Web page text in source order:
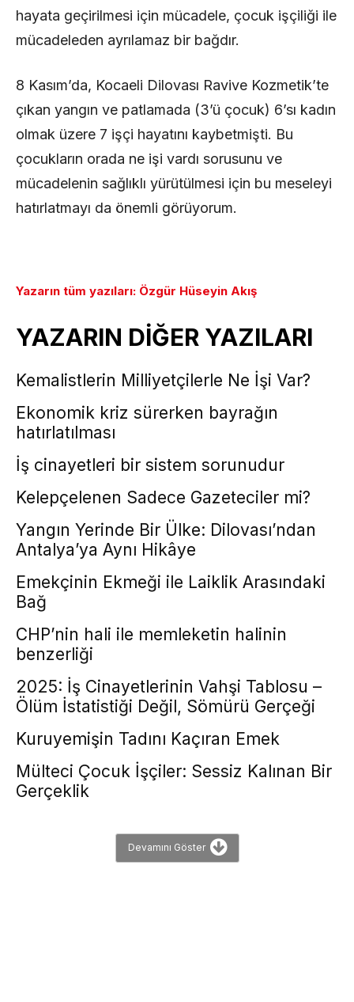
hayata geçirilmesi için mücadele, çocuk işçiliği ile
mücadeleden ayrılamaz bir bağdır.
8 Kasım’da, Kocaeli Dilovası Ravive Kozmetik’te
çıkan yangın ve patlamada (3’ü çocuk) 6’sı kadın
olmak üzere 7 işçi hayatını kaybetmişti. Bu
çocukların orada ne işi vardı sorusunu ve
mücadelenin sağlıklı yürütülmesi için bu meseleyi
hatırlatmayı da önemli görüyorum.
Yazarın tüm yazıları: Özgür Hüseyin Akış
YAZARIN DİĞER YAZILARI
Kemalistlerin Milliyetçilerle Ne İşi Var?
Ekonomik kriz sürerken bayrağın
hatırlatılması
İş cinayetleri bir sistem sorunudur
Kelepçelenen Sadece Gazeteciler mi?
Yangın Yerinde Bir Ülke: Dilovası’ndan
Antalya’ya Aynı Hikâye
Emekçinin Ekmeği ile Laiklik Arasındaki
Bağ
CHP’nin hali ile memleketin halinin
benzerliği
2025: İş Cinayetlerinin Vahşi Tablosu –
Ölüm İstatistiği Değil, Sömürü Gerçeği
Kuruyemişin Tadını Kaçıran Emek
Mülteci Çocuk İşçiler: Sessiz Kalınan Bir
Gerçeklik
Devamını Göster